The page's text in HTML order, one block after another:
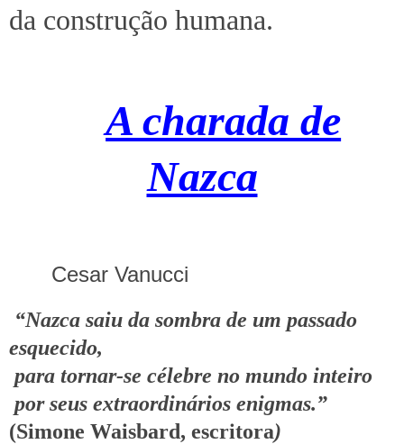
da construção humana.
A charada de
Nazca
Cesar Vanucci
“Nazca saiu da sombra de um passado
esquecido,
para tornar-se célebre no mundo inteiro
por seus extraordinários enigmas.”
(Simone Waisbard, escritora)